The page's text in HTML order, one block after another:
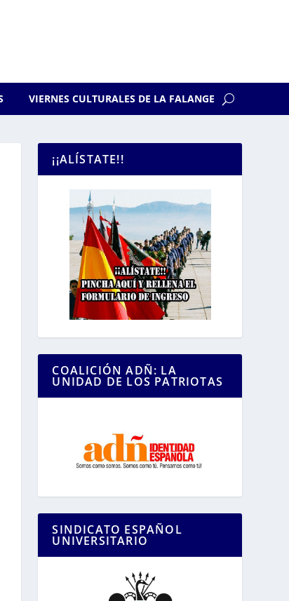
VIERNES CULTURALES DE LA FALANGE
¡¡ALÍSTATE!!
COALICIÓN ADÑ: LA
UNIDAD DE LOS PATRIOTAS
SINDICATO ESPAÑOL
UNIVERSITARIO